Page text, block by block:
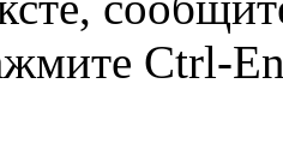
Ctrl-